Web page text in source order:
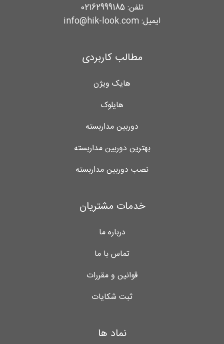
تلفن: 02162999185
ایمیل: info@hik-look.com
مطالب کاربردی
هایک ویژن
هایلوک
دوربین مداربسته
بهترین دوربین مداربسته
نصب دوربین مداربسته
خدمات مشتریان
درباره ما
تماس با ما
قوانین و مقررات
ثبت شکایات
نماد ها